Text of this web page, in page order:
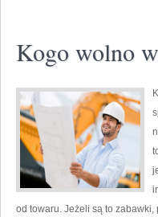
Kogo wolno
od towaru. Jeżeli są to